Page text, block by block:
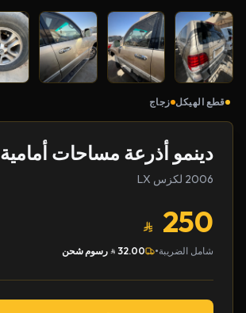
قطع الهيكل زجاج
دينمو أذرعة مساحات أمامية
2006 لكزس LX
250
شامل الضريبة•
32.00 رسوم شحن